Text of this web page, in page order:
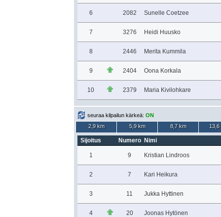
6 2082 Sunelle Coetzee
7 3276 Heidi Huusko
8 2446 Merita Kummila
9 2404 Oona Korkala
10 2379 Maria Kivilohkare
seuraa kilpailun kärkeä: ON
2,9 km
5,9 km 8,7 km 13,6
Sijoitus Numero Nimi
1 9 Kristian Lindroos
2 7 Kari Heikura
3 11 Jukka Hyttinen
4 20 Joonas Hytönen